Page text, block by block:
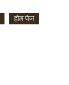
होम पेज